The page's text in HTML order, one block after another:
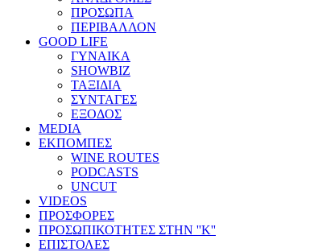
ΠΡΟΣΩΠΑ
ΠΕΡΙΒΑΛΛΟΝ
GOOD LIFE
ΓΥΝΑΙΚΑ
SHOWBIZ
ΤΑΞΙΔΙΑ
ΣΥΝΤΑΓΕΣ
ΕΞΟΔΟΣ
MEDIA
ΕΚΠΟΜΠΕΣ
WINE ROUTES
PODCASTS
UNCUT
VIDEOS
ΠΡΟΣΦΟΡΕΣ
ΠΡΟΣΩΠΙΚΟΤΗΤΕΣ ΣΤΗΝ ''Κ''
ΕΠΙΣΤΟΛΕΣ